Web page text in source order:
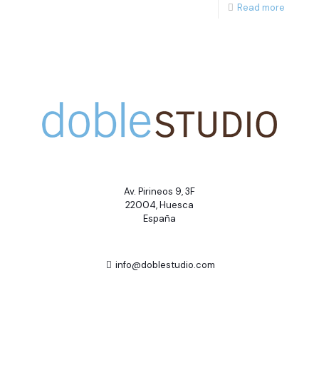
Read more
Av. Pirineos 9, 3F
22004, Huesca
España
info@doblestudio.com